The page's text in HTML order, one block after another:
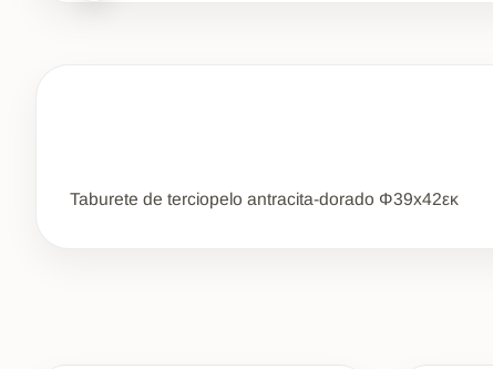
Taburete de terciopelo antracita-dorado Φ39x42εκ